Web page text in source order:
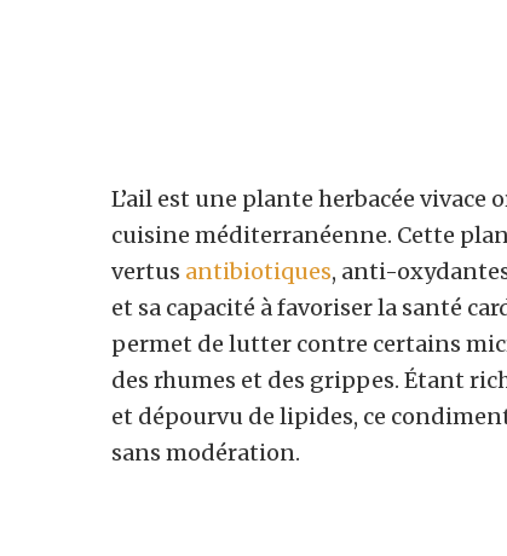
L’ail est une plante herbacée
cuisine méditerranéenne. Cette
vertus antibiotiques, anti-
et sa capacité à favoriser la santé
permet de lutter contre certains
des rhumes et des grippes. Étant
et dépourvu de lipides, ce
sans modération.